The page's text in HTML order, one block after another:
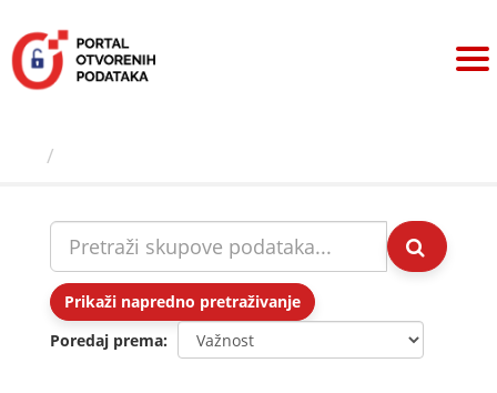
sadržaj
Prikaži napredno pretraživanje
Poredaj prema